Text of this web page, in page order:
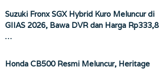
Suzuki Fronx SGX Hybrid Kuro Meluncur di
GIIAS 2026, Bawa DVR dan Harga Rp333,8
…
Honda CB500 Resmi Meluncur, Heritage